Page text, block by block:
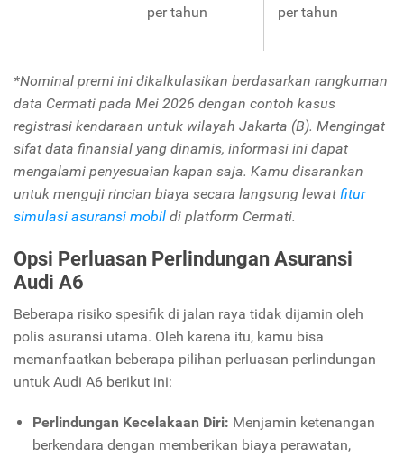
per tahun
per tahun
*Nominal premi ini dikalkulasikan berdasarkan rangkuman
data Cermati pada Mei 2026 dengan contoh kasus
registrasi kendaraan untuk wilayah Jakarta (B). Mengingat
sifat data finansial yang dinamis, informasi ini dapat
mengalami penyesuaian kapan saja. Kamu disarankan
untuk menguji rincian biaya secara langsung lewat fitur
simulasi asuransi mobil di platform Cermati.
Opsi Perluasan Perlindungan Asuransi
Audi A6
Beberapa risiko spesifik di jalan raya tidak dijamin oleh
polis asuransi utama. Oleh karena itu, kamu bisa
memanfaatkan beberapa pilihan perluasan perlindungan
untuk Audi A6 berikut ini:
Perlindungan Kecelakaan Diri: Menjamin ketenangan
berkendara dengan memberikan biaya perawatan,